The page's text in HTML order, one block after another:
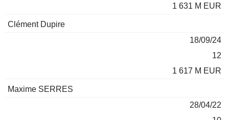
1 631 M EUR
Clément Dupire
18/09/24
12
1 617 M EUR
Maxime SERRES
28/04/22